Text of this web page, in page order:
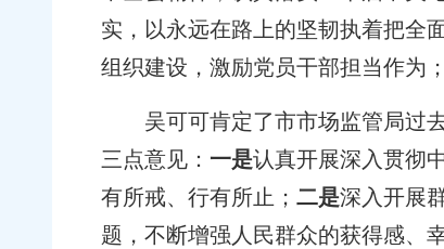
实，以永远在路上的坚韧执着把全
组织建设，激励党员干部担当作为；
吴可可肯定了市市场监管局过
三点意见： 一是认真开展深入贯彻
有所戒、行有所止； 二是深入开展
题，不断增强人民群众的获得感、